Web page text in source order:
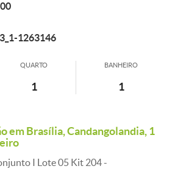
1263146
QUARTO
1
BANHEIRO
1
em Brasília, Candangolandia, 1
I Lote 05 Kit 204 -